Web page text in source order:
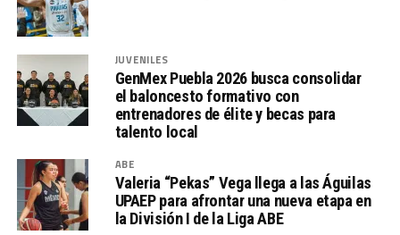
JUVENILES
GenMex Puebla 2026 busca consolidar
el baloncesto formativo con
entrenadores de élite y becas para
talento local
ABE
Valeria “Pekas” Vega llega a las Águilas
UPAEP para afrontar una nueva etapa en
la División I de la Liga ABE